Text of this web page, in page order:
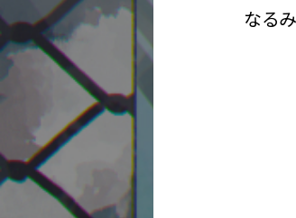
なる